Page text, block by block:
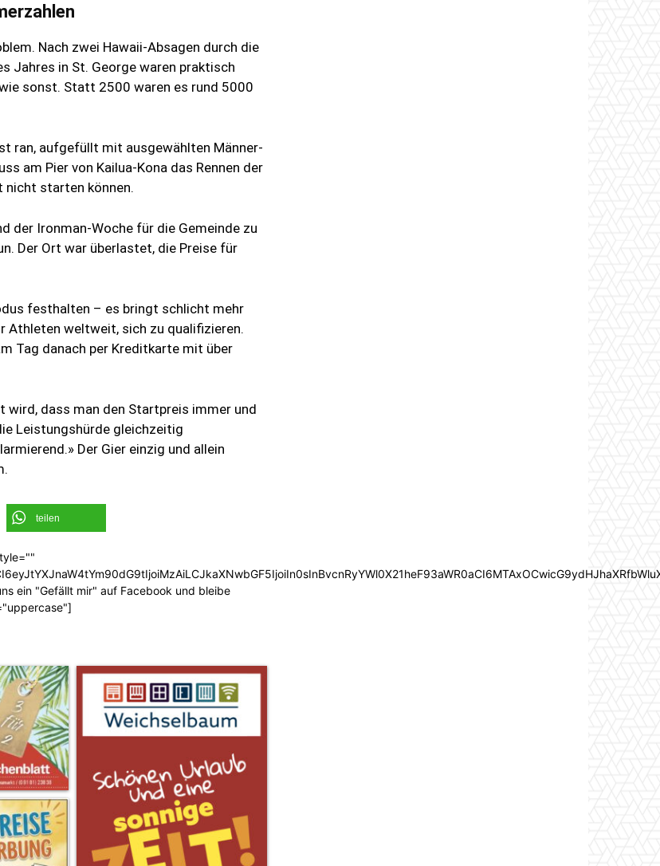
Nach zwei Hawaii-Absagen durch die
Jahres in St. George waren praktisch
sonst. Statt 2500 waren es rund 5000
ran, aufgefüllt mit ausgewählten Männer-
am Pier von Kailua-Kona das Rennen der
starten können.
der Ironman-Woche für die Gemeinde zu
Der Ort war überlastet, die Preise für
festhalten – es bringt schlicht mehr
Athleten weltweit, sich zu qualifizieren.
Tag danach per Kreditkarte mit über
wird, dass man den Startpreis immer und
Leistungshürde gleichzeitig
Der Gier einzig und allein
teilen
ein "Gefällt mir" auf Facebook und bleibe